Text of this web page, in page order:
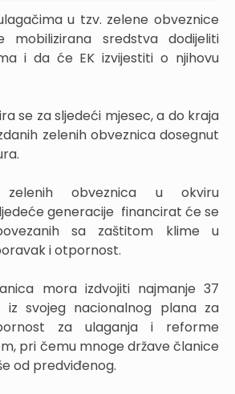
u tzv. zelene obveznice
sredstva dodijeliti
i da će EK izvijestiti o njihovu
se za sljedeći mjesec, a do kraja
zelenih obveznica dosegnut
obveznica u okviru
generacije financirat će se
sa zaštitom klime u
i otpornost.
mora izdvojiti najmanje 37
iz svojeg nacionalnog plana za
za ulaganja i reforme
pri čemu mnoge države članice
od predviđenog.